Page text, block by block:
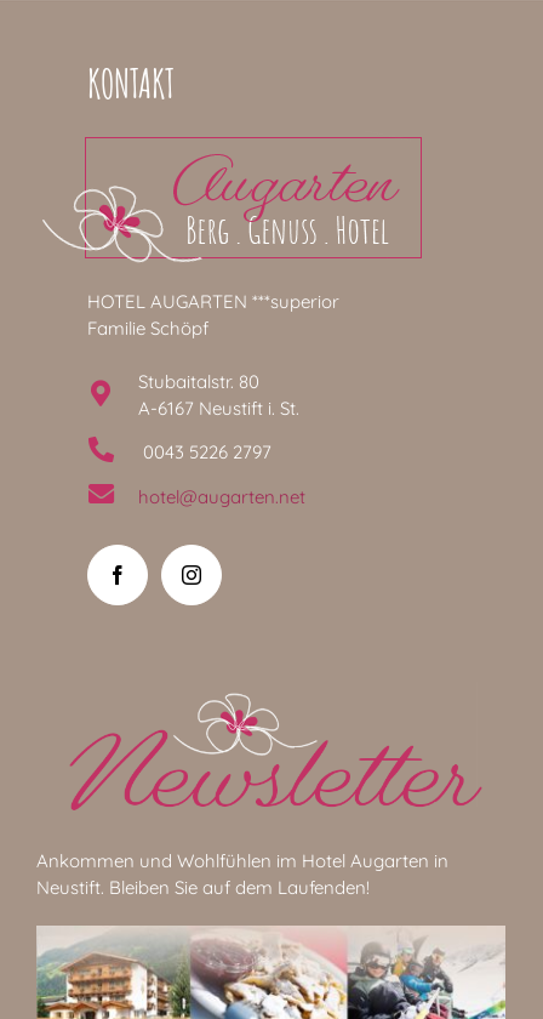
KONTAKT
HOTEL AUGARTEN ***superior
Familie Schöpf
Stubaitalstr. 80
A-6167 Neustift i. St.
0043 5226 2797
hotel@augarten.net
Ankommen und Wohlfühlen im Hotel Augarten in
Neustift. Bleiben Sie auf dem Laufenden!